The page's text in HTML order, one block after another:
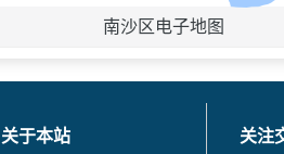
南沙区电子地图
关于本站 关注